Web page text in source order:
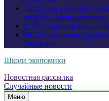
Патрушев отметил
морских беспилотников
В ВСУ начался хаос из-
ВС России вновь
Украины
Школа экономики
Новостная рассылка
Случайные новости
Меню